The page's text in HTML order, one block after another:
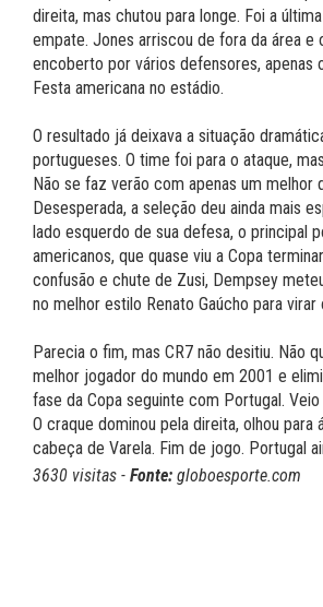
direita, mas chutou para longe. Foi a
empate. Jones arriscou de fora da área e
encoberto por vários defensores, apenas
Festa americana no estádio.
O resultado já deixava a situação
portugueses. O time foi para o ataque,
Não se faz verão com apenas um melhor
Desesperada, a seleção deu ainda mais
lado esquerdo de sua defesa, o principal
americanos, que quase viu a Copa
confusão e chute de Zusi, Dempsey
no melhor estilo Renato Gaúcho para virar
Parecia o fim, mas CR7 não desitiu. Não
melhor jogador do mundo em 2001 e
fase da Copa seguinte com Portugal.
O craque dominou pela direita, olhou para
cabeça de Varela. Fim de jogo. Portugal
3630 visitas - Fonte: globoesporte.com